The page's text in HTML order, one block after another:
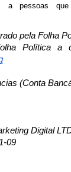
a pessoas
pela Folha
Política a
(Conta
Digital
09